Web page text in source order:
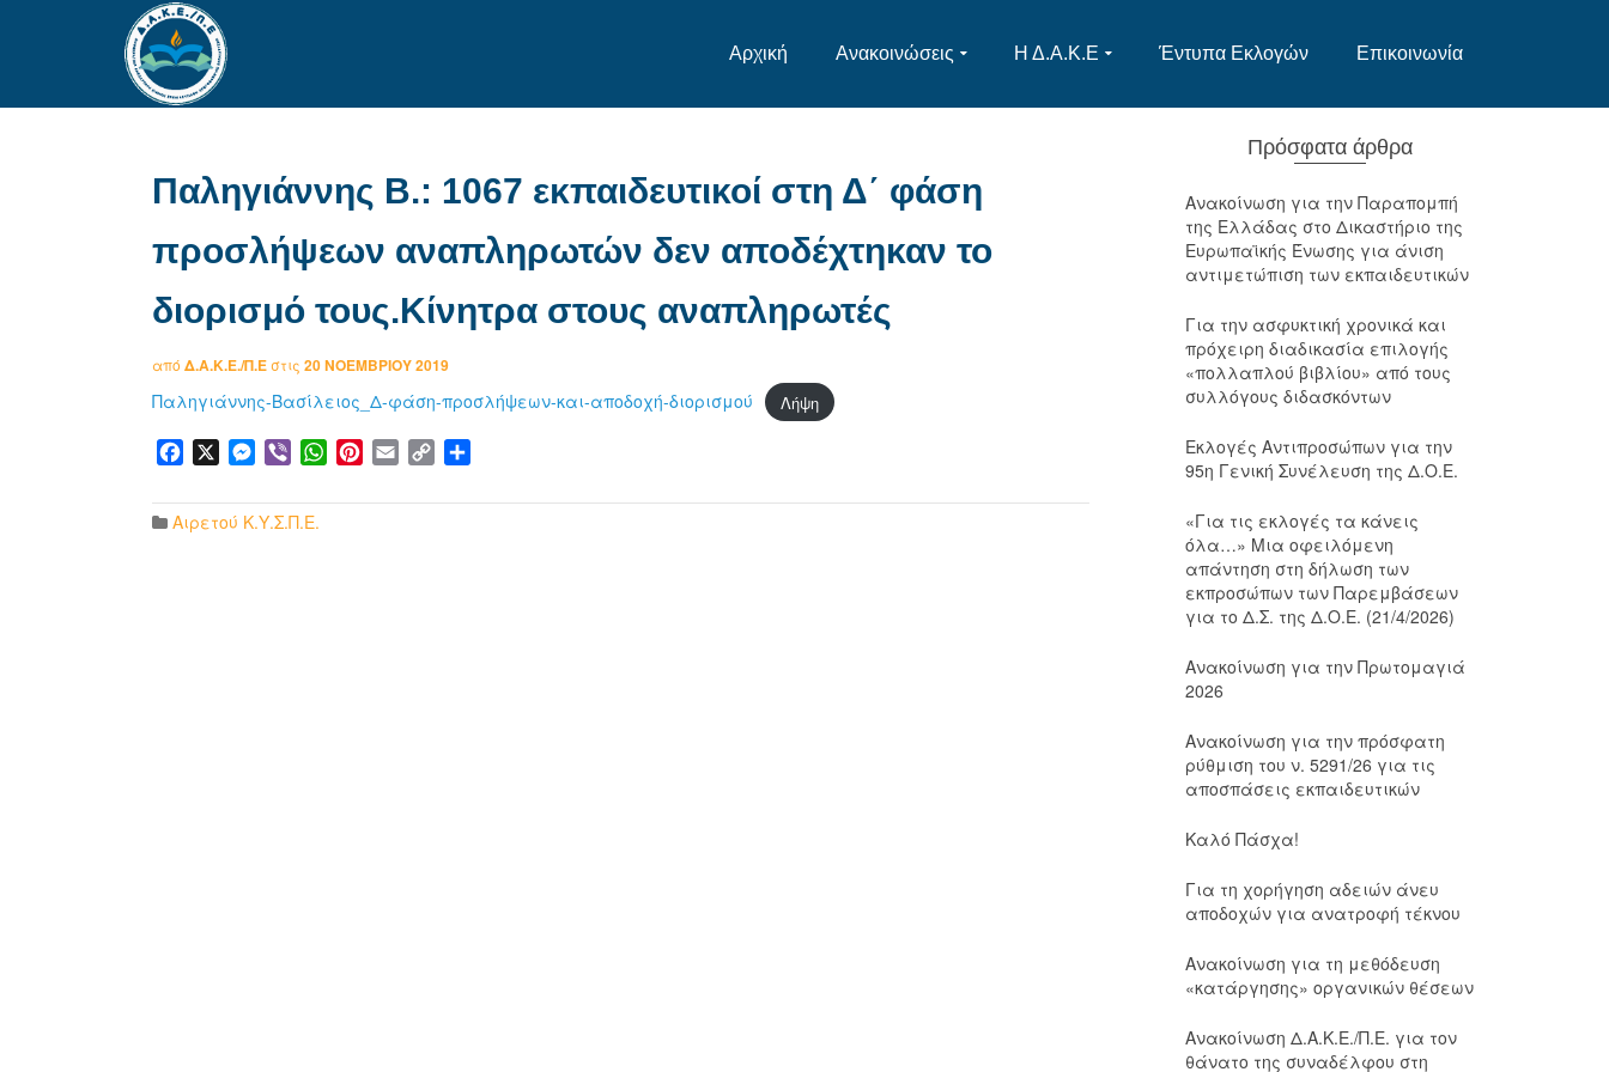
Αρχική Ανακοινώσεις Η Δ.Α.Κ.Ε Έντυπα Εκλογών Επικοινωνία
Παληγιάννης Β.: 1067 εκπαιδευτικοί στη Δ΄ φάση
προσλήψεων αναπληρωτών δεν αποδέχτηκαν το
διορισμό τους.Κίνητρα στους αναπληρωτές
από Δ.Α.Κ.Ε./Π.Εστις 20 ΝΟΕΜΒΡΊΟΥ 2019
Παληγιάννης-Βασίλειος_Δ-φάση-προσλήψεων-και-αποδοχή-διορισμού Λήψη
Facebook Messenger
Viber WhatsApp
Pinterest
Email Copy
Αιρετού Κ.Υ.Σ.Π.Ε.
Πρόσφατα άρθρα
Ανακοίνωση για την Παραπομπή
της Ελλάδας στο Δικαστήριο της
Ευρωπαϊκής Ένωσης για άνιση
αντιμετώπιση των εκπαιδευτικών
Για την ασφυκτική χρονικά και
πρόχειρη διαδικασία επιλογής
«πολλαπλού βιβλίου» από τους
συλλόγους διδασκόντων
Εκλογές Αντιπροσώπων για την
95η Γενική Συνέλευση της Δ.Ο.Ε.
«Για τις εκλογές τα κάνεις
όλα…» Μια οφειλόμενη
απάντηση στη δήλωση των
εκπροσώπων των Παρεμβάσεων
για το Δ.Σ. της Δ.Ο.Ε. (21/4/2026)
Ανακοίνωση για την Πρωτομαγιά
2026
Ανακοίνωση για την πρόσφατη
ρύθμιση του ν. 5291/26 για τις
αποσπάσεις εκπαιδευτικών
Καλό Πάσχα!
Για τη χορήγηση αδειών άνευ
αποδοχών για ανατροφή τέκνου
Ανακοίνωση για τη μεθόδευση
«κατάργησης» οργανικών θέσεων
Ανακοίνωση Δ.Α.Κ.Ε./Π.Ε. για τον
θάνατο της συναδέλφου στη